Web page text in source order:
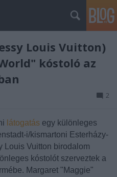
Louis Vuitton)
kóstoló az
2
látogatás egy különleges
i/kismartoni Esterházy-
Louis Vuitton birodalom
kóstolót szerveztek a
Margaret "Maggie"